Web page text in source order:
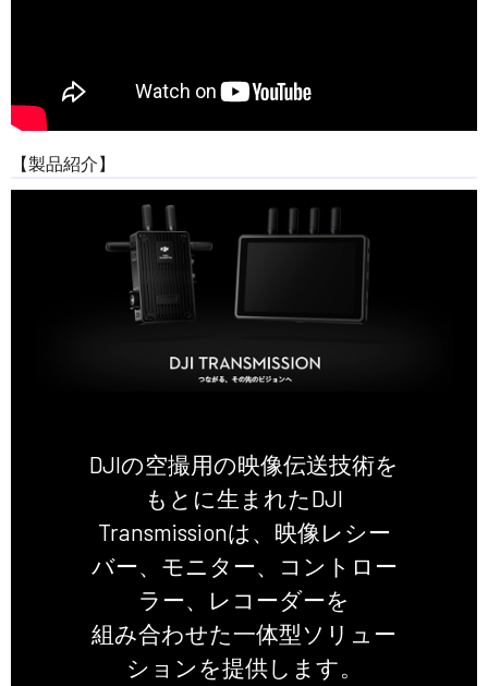
【製品紹介】
DJIの空撮用の映像伝送技術を
もとに生まれたDJI
Transmissionは、映像レシー
バー、モニター、コントロー
ラー、レコーダーを
組み合わせた一体型ソリュー
ションを提供します。